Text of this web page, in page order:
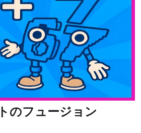
のフュージョン